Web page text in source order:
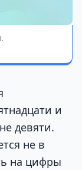
и
девяти.
не в
на цифры